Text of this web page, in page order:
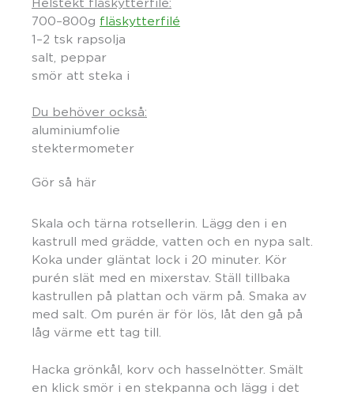
Helstekt fläskytterfilé:
700–800g fläskytterfilé
1–2 tsk rapsolja
salt, peppar
smör att steka i
Du behöver också:
aluminiumfolie
stektermometer
Gör så här
Skala och tärna rotsellerin. Lägg den i en
kastrull med grädde, vatten och en nypa salt.
Koka under gläntat lock i 20 minuter. Kör
purén slät med en mixerstav. Ställ tillbaka
kastrullen på plattan och värm på. Smaka av
med salt. Om purén är för lös, låt den gå på
låg värme ett tag till.
Hacka grönkål, korv och hasselnötter. Smält
en klick smör i en stekpanna och lägg i det